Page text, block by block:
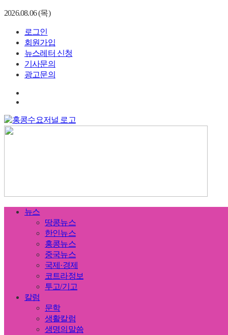
2026.08.06 (목)
로그인
회원가입
뉴스레터 신청
기사문의
광고문의
뉴스
땅콩뉴스
한인뉴스
홍콩뉴스
중국뉴스
국제·경제
코트라정보
투고/기고
칼럼
문학
생활칼럼
생명의말씀